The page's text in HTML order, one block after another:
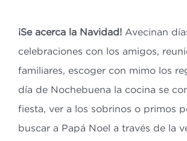
¡Se acerca la Navidad! Avecinan
celebraciones con los amigos,
familiares, escoger con mimo los
día de Nochebuena la cocina se
fiesta, ver a los sobrinos o primos
buscar a Papá Noel a través de la